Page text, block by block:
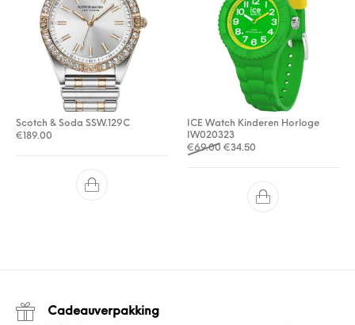
Scotch & Soda SSW.129C
€ 189.00
ICE Watch Kinderen Horloge
IW020323
€69.00 Oorspronkelijke prijs was:
€34.50
Cadeauverpakking